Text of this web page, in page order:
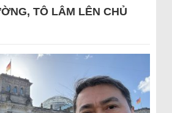
TÔ LÂM LÊN CHỦ